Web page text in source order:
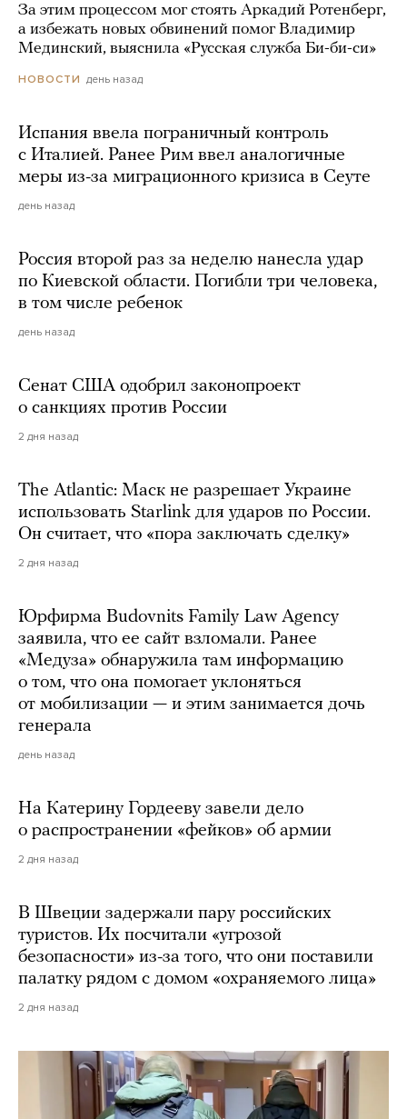
За этим процессом мог стоять Аркадий Ротенберг,
а избежать новых обвинений помог Владимир
Мединский, выяснила «Русская служба Би-би-си»
НОВОСТИ день назад
Испания ввела пограничный контроль
с Италией. Ранее Рим ввел аналогичные
меры из-за миграционного кризиса в Сеуте
день назад
Россия второй раз за неделю нанесла удар
по Киевской области. Погибли три человека,
в том числе ребенок
день назад
Сенат США одобрил законопроект
о санкциях против России
2 дня назад
The Atlantic: Маск не разрешает Украине
использовать Starlink для ударов по России.
Он считает, что «пора заключать сделку»
2 дня назад
Юрфирма Budovnits Family Law Agency
заявила, что ее сайт взломали. Ранее
«Медуза» обнаружила там информацию
о том, что она помогает уклоняться
от мобилизации — и этим занимается дочь
генерала
день назад
На Катерину Гордееву завели дело
о распространении «фейков» об армии
2 дня назад
В Швеции задержали пару российских
туристов. Их посчитали «угрозой
безопасности» из-за того, что они поставили
палатку рядом с домом «охраняемого лица»
2 дня назад